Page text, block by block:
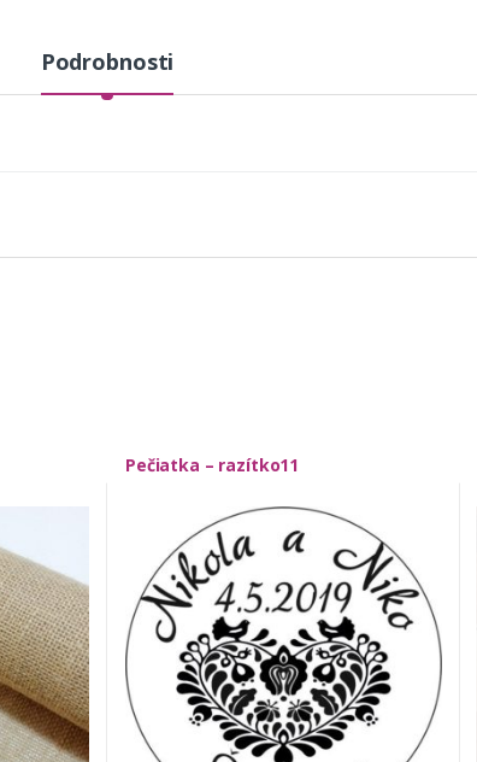
Podrobnosti
Pečiatka – razítko11